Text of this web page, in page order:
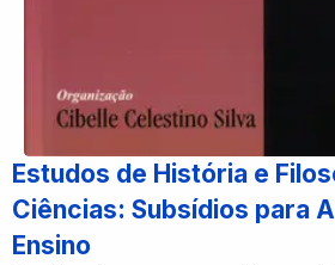
Estudos de História e
Ciências: Subsídios para
Ensino